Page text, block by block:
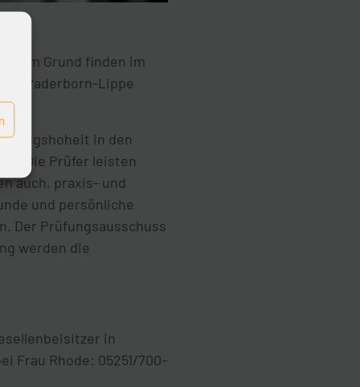
Grund finden im
Paderborn-Lippe
in den
Die Prüfer leisten
auch, praxis- und
und persönliche
Der Prüfungsausschuss
werden die
in
Frau Rhode: 05251/700-